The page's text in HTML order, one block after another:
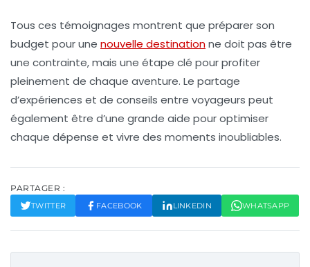
Tous ces témoignages montrent que préparer son
budget pour une nouvelle destinationne doit pas être
une contrainte, mais une étape clé pour profiter
pleinement de chaque aventure. Le partage
d’expériences et de conseils entre voyageurs peut
également être d’une grande aide pour optimiser
chaque dépense et vivre des moments inoubliables.
PARTAGER :
TWITTER FACEBOOK LINKEDIN WHATSAPP